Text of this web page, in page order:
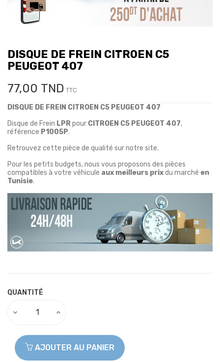
DISQUE DE FREIN CITROEN C5
PEUGEOT 407
77,00 TND TTC
DISQUE DE FREIN CITROEN C5 PEUGEOT 407
Disque de Frein LPRpour CITROEN C5 PEUGEOT 407,
référence P1005P.
Retrouvez cette pièce de qualité sur notre site.
Pour les petits budgets, nous vous proposons des pièces
compatibles à votre véhicule aux meilleurs prixdu marché en
Tunisie.
QUANTITÉ
AJOUTER AU PANIER